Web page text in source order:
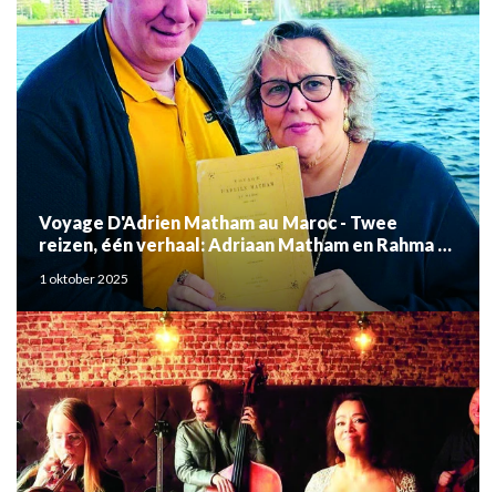
Voyage D'Adrien Matham au Maroc - Twee
reizen, één verhaal: Adriaan Matham en Rahma el
Mouden
1 oktober 2025